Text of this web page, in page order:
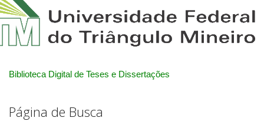
Biblioteca Digital de Teses e Dissertações
Página de Busca